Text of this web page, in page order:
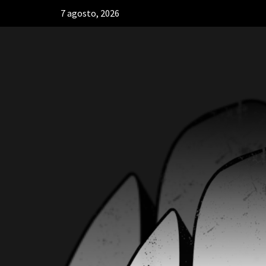
7 agosto, 2026